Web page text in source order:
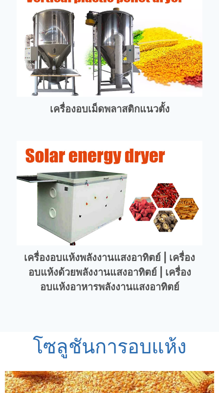
เครื่องอบเม็ดพลาสติกแนวตั้ง
เครื่องอบแห้งพลังงานแสงอาทิตย์ | เครื่อง
อบแห้งด้วยพลังงานแสงอาทิตย์ | เครื่อง
อบแห้งอาหารพลังงานแสงอาทิตย์
โซลูชันการอบแห้ง